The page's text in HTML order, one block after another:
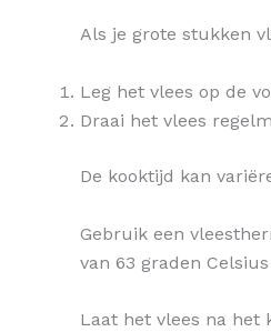
Als je grote stukken
Leg het vlees op de
Draai het vlees
De kooktijd kan
Gebruik een
van 63 graden
Laat het vlees na